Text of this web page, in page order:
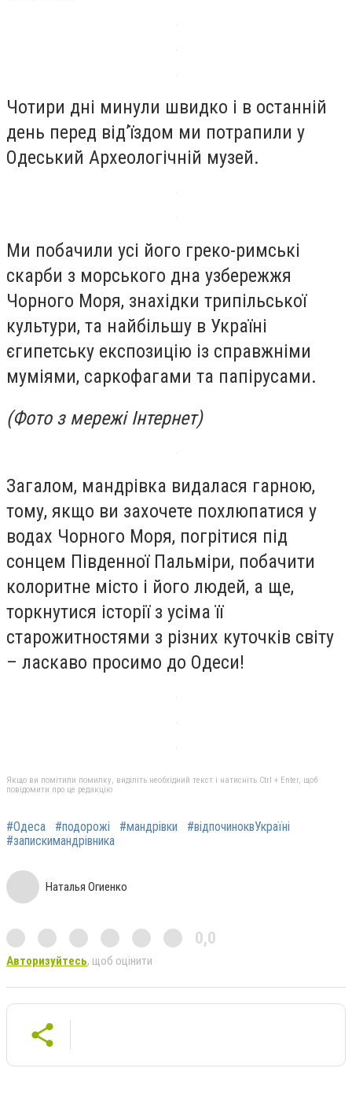
Чотири дні минули швидко і в останній
день перед від’їздом ми потрапили у
Одеський Археологічній музей.
Ми побачили усі його греко-римські
скарби з морського дна узбережжя
Чорного Моря, знахідки трипільської
культури, та найбільшу в Україні
єгипетську експозицію із справжніми
муміями, саркофагами та папірусами.
(Фото з мережі Інтернет)
Загалом, мандрівка видалася гарною,
тому, якщо ви захочете похлюпатися у
водах Чорного Моря, погрітися під
сонцем Південної Пальміри, побачити
колоритне місто і його людей, а ще,
торкнутися історії з усіма її
старожитностями з різних куточків світу
– ласкаво просимо до Одеси!
Якщо ви помітили помилку, виділіть необхідний текст і натисніть Ctrl + Enter, щоб
повідомити про це редакцію
#Одеса #подорожі #мандрівки
#відпочиноквУкраїні
#запискимандрівника
Наталья Огиенко
0,0
Авторизуйтесь, щоб оцінити